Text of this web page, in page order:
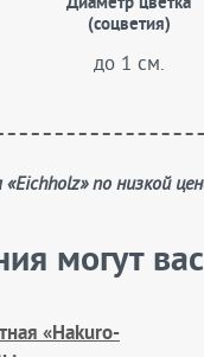
Диаметр цветка
(соцветия)
до 1 см.
«Eichholz» по низкой
могут
«Hakuro-